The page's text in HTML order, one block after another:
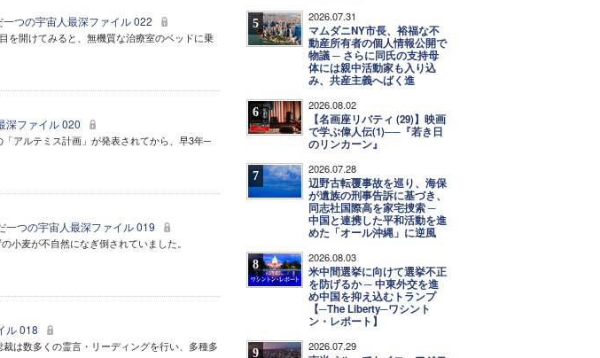
つの宇宙人最深ファイル 022
を開けてみると、無機質な治療室のベッドに乗
深ファイル 020
アルテミス計画」が発表されてから、早3年─
一つの宇宙人最深ファイル 019
小麦が不自然になぎ倒されていました。
ル 018
は数多くの霊言・リーディングを行い、多種多
5 2026.07.31
マムダニNY市長、裕福な不
動産所有者の個人情報公開で
物議 ─ さらに同氏の支持母
体には親中活動家も入り込
み、共産主義へばく進
6 2026.08.02
【名画座リバティ (29)】映画
で学ぶ偉人伝(1)──『若き日
のリンカーン』
7 2026.07.28
辺野古転覆事故を巡り、海保
が遺族の刑事告訴に基づき、
同志社国際高を家宅捜索 ─
中国と連携した平和活動を進
めた「オール沖縄」に逆風
8 2026.08.03
米中間選挙に向けて選挙不正
を防げるか ─ 中東外交を進
め中国を抑え込むトランプ
【─The Liberty─ワシント
ン・レポート】
9 2026.07.29